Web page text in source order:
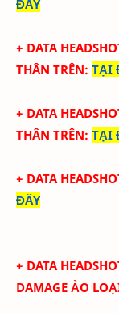
ĐÂY
+ DATA
THÂN TRÊN: TẠI
+ DATA
THÂN TRÊN: TẠI
+ DATA
ĐÂY
+ DATA
DAMAGE ẢO